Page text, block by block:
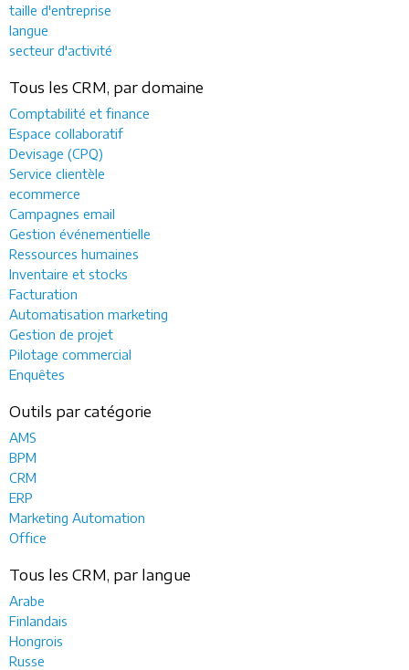
taille d'entreprise
langue
secteur d'activité
Tous les CRM, par domaine
Comptabilité et finance
Espace collaboratif
Devisage (CPQ)
Service clientèle
ecommerce
Campagnes email
Gestion événementielle
Ressources humaines
Inventaire et stocks
Facturation
Automatisation marketing
Gestion de projet
Pilotage commercial
Enquêtes
Outils par catégorie
AMS
BPM
CRM
ERP
Marketing Automation
Office
Tous les CRM, par langue
Arabe
Finlandais
Hongrois
Russe